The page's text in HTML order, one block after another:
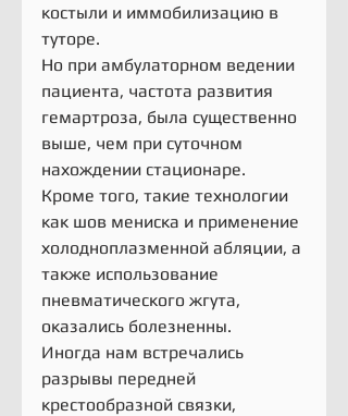
костыли и иммобилизацию в
туторе.
Но при амбулаторном ведении
пациента, частота развития
гемартроза, была существенно
выше, чем при суточном
нахождении стационаре.
Кроме того, такие технологии
как шов мениска и применение
холодноплазменной абляции, а
также использование
пневматического жгута,
оказались болезненны.
Иногда нам встречались
разрывы передней
крестообразной связки,